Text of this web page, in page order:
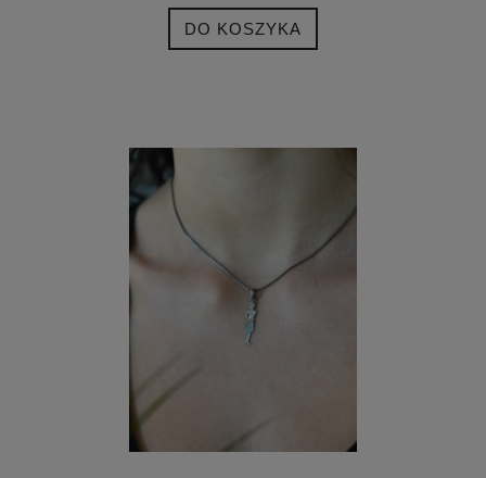
DO KOSZYKA